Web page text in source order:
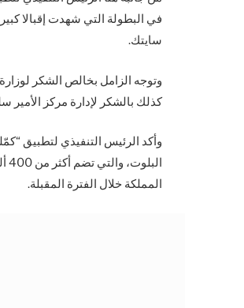
سايتك.
وتوجه الزامل بخالص الشكر
كذلك بالشكر لإدارة مركز
وأكد الرئيس التنفيذي لتطبيق
المملكة خلال الفترة المقبلة.